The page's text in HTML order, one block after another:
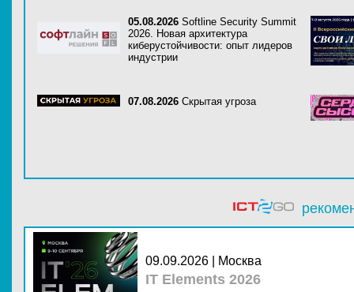
05.08.2026 Softline Security Summit
2026. Новая архитектура
киберустойчивости: опыт лидеров
индустрии
07.08.2026 Скрытая угроза
09.09.2026 | Москва
IT Elements 2026